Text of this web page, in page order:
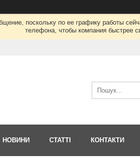
поскольку по ее графику работы
телефона, чтобы компания быстрее
НОВИНИ СТАТТІ КОНТАКТИ